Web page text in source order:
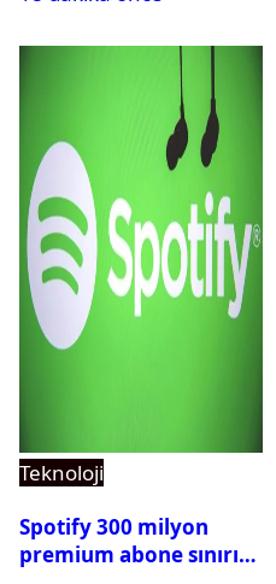
Teknoloji
Spotify 300 milyon
premium abone sınırını